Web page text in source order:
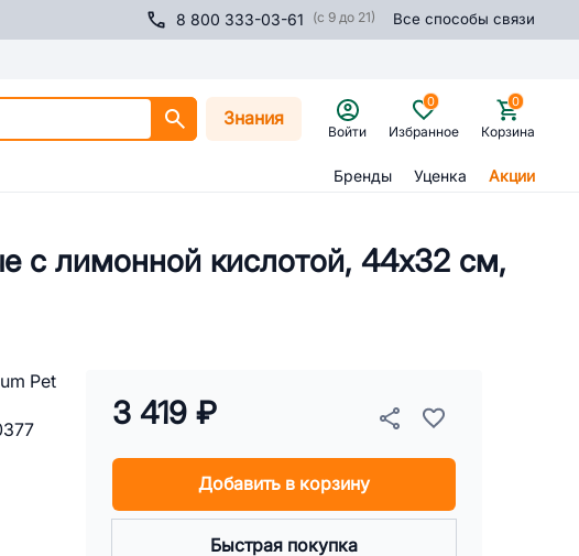
8 800 333-03-61 (с 9 до 21) Все способы связи
Знания
Войти Избранное
0
Корзина
0
Бренды Уценка Акции
с лимонной кислотой, 44х32 см,
Pet
3 419 ₽
Добавить в корзину
Быстрая покупка